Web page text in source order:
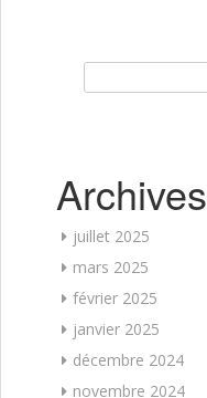
Archives
juillet 2025
mars 2025
février 2025
janvier 2025
décembre 2024
novembre 2024